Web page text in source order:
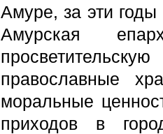
Амуре, за эти
Амурская
православные
моральные
приходов в